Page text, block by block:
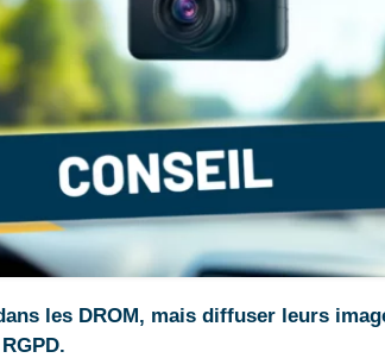
les DROM, mais diffuser leurs